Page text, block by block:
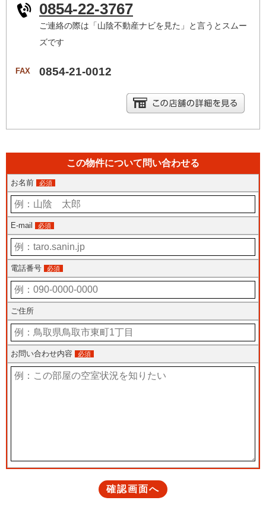
0854-22-3767
ご連絡の際は「山陰不動産ナビを見た」と言うとスムー
ズです
FAX 0854-21-0012